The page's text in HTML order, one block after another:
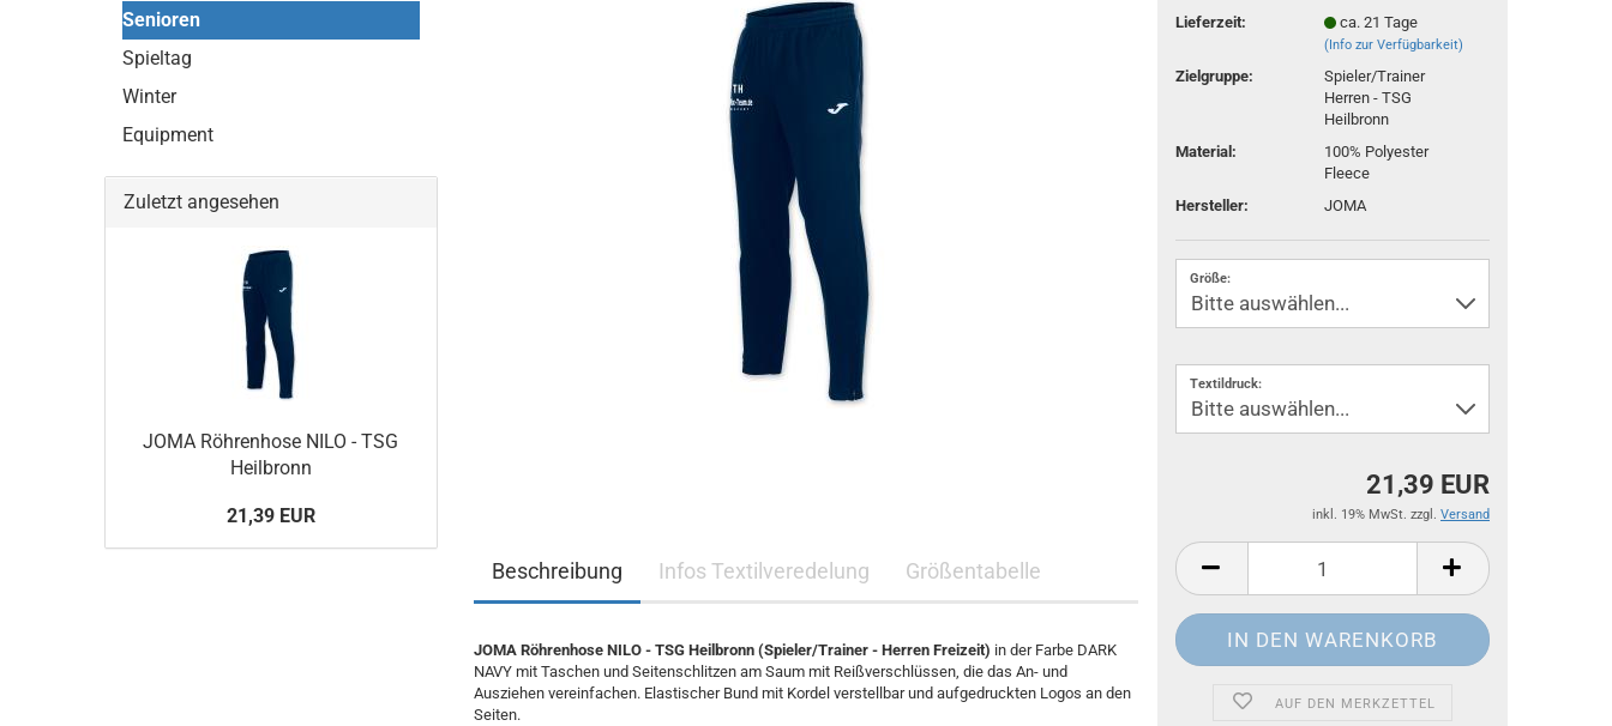
Lieferzeit:
ca. 21 Tage
(Info zur Verfügbarkeit)
Zielgruppe:
Spieler/Trainer
Herren - TSG
Heilbronn
Material:
100% Polyester
Fleece
Hersteller:
JOMA
Größe:
Textildruck:
21,39 EUR
inkl. 19% MwSt. zzgl. Versand
AUF DEN MERKZETTEL
Beschreibung Infos Textilveredelung Größentabelle
JOMA Röhrenhose NILO - TSG Heilbronn (Spieler/Trainer - Herren Freizeit) in der Farbe DARK
NAVY mit Taschen und Seitenschlitzen am Saum mit Reißverschlüssen, die das An- und
Ausziehen vereinfachen. Elastischer Bund mit Kordel verstellbar und aufgedruckten Logos an den
Seiten.
Senioren
Spieltag
Winter
Equipment
Zuletzt angesehen
JOMA Röhrenhose NILO - TSG
Heilbronn
21,39 EUR